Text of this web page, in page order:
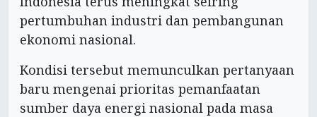
pertumbuhan industri dan pembangunan
ekonomi nasional.
Kondisi tersebut memunculkan pertanyaan
baru mengenai prioritas pemanfaatan
sumber daya energi nasional pada masa